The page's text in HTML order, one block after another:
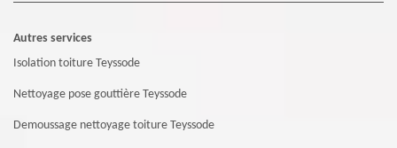
Autres services
Isolation toiture Teyssode
Nettoyage pose gouttière Teyssode
Demoussage nettoyage toiture Teyssode